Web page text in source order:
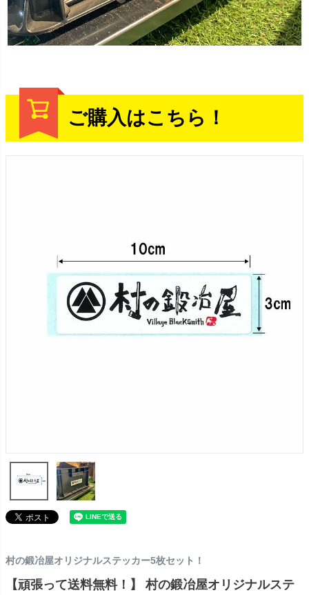
ご購入はこちら！
村の鍛冶屋オリジナルステッカー5枚セット！
【頑張って送料無料！】 村の鍛冶屋オリジナルステ